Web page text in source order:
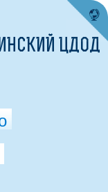
ЦДОД